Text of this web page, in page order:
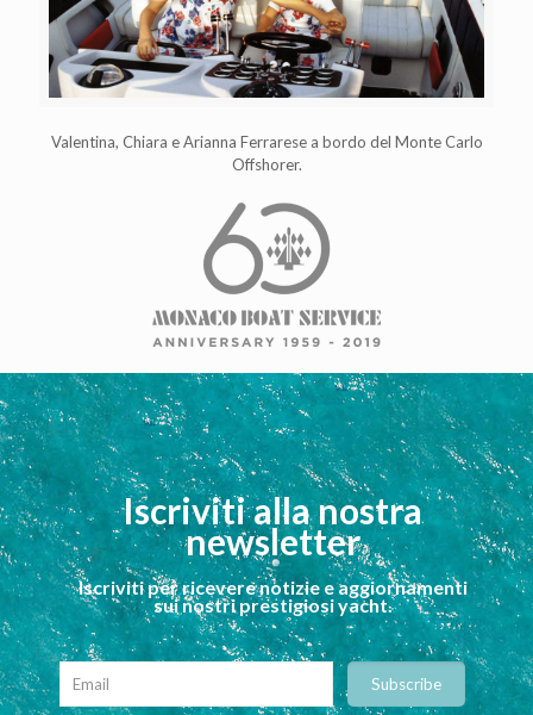
Valentina, Chiara e Arianna Ferrarese a bordo del Monte Carlo
Offshorer.
Iscriviti alla nostra
newsletter
Iscriviti per ricevere notizie e aggiornamenti
sui nostri prestigiosi yacht.